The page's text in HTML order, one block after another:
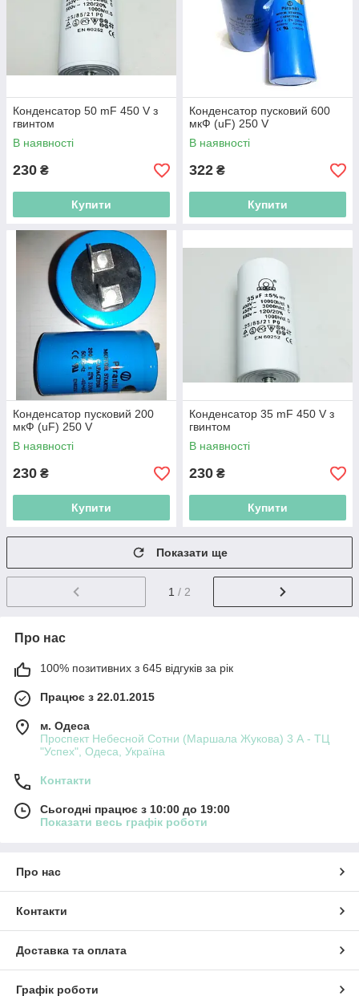
Конденсатор 50 mF 450 V з
гвинтом
В наявності
230 ₴
Купити
Конденсатор пусковий 600
мкФ (uF) 250 V
В наявності
322 ₴
Купити
Конденсатор пусковий 200
мкФ (uF) 250 V
В наявності
230 ₴
Купити
Конденсатор 35 mF 450 V з
гвинтом
В наявності
230 ₴
Купити
Показати ще
1 / 2
Про нас
100% позитивних з 645 відгуків за рік
Працює з 22.01.2015
м. Одеса
Проспект Небесной Сотни (Маршала Жукова) 3 А - ТЦ
"Успех", Одеса, Україна
Контакти
Сьогодні працює з 10:00 до 19:00
Показати весь графік роботи
Про нас
Контакти
Доставка та оплата
Графік роботи